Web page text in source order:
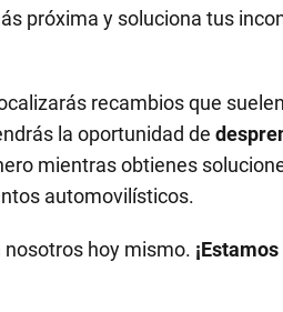
próxima y soluciona tus
recambios que
la oportunidad de
mientras obtienes
automovilísticos.
hoy mismo.